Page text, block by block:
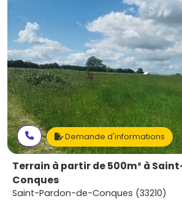
Demande d'informations
Terrain à partir de 500m² à
Conques
Saint-Pardon-de-Conques (33210)